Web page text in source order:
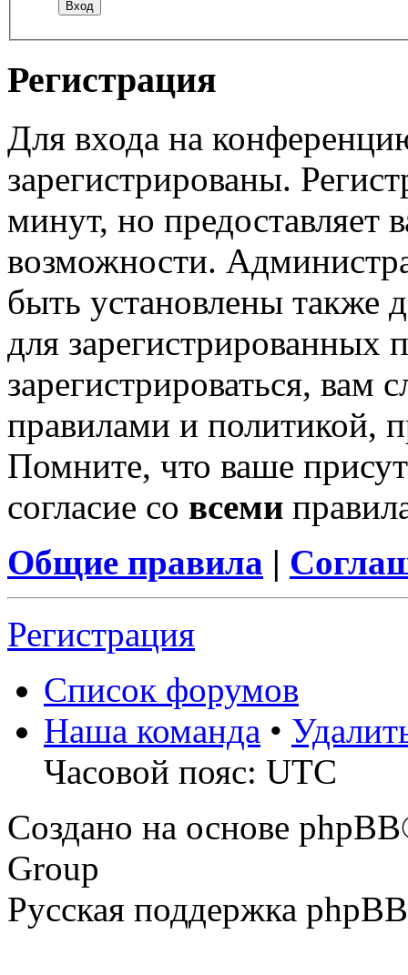
Регистрация
Для входа на
зарегистрированы.
минут, но предоставляет
возможности.
быть установлены также
для зарегистрированных
зарегистрироваться, вам
правилами и политикой,
Помните, что ваше
согласие со всеми
Общие правила |
Регистрация
Список форумов
Наша команда •
Часовой пояс: UTC
Создано на основе
Group
Русская поддержка phpBB